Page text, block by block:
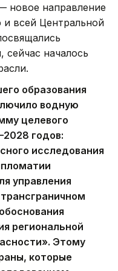
новое направление
и всей Центральной
сейчас началось
образования
водную
целевого
годов:
исследования
управления
региональной
Этому
которые